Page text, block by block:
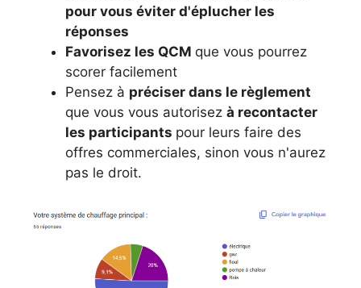
pour vous éviter d'éplucher les
réponses
Favorisez les QCM que vous pourrez
scorer facilement
Pensez à préciser dans le règlement
que vous vous autorisez à recontacter
les participants pour leurs faire des
offres commerciales, sinon vous n'aurez
pas le droit.